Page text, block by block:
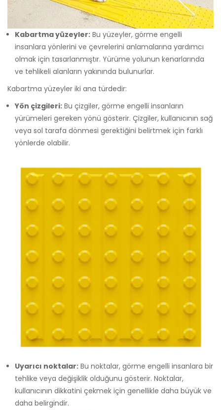
Kabartma yüzeyler: Bu yüzeyler, görme engelli
insanlara yönlerini ve çevrelerini anlamalarına yardımcı
olmak için tasarlanmıştır. Yürüme yolunun kenarlarında
ve tehlikeli alanların yakınında bulunurlar.
Kabartma yüzeyler iki ana türdedir:
Yön çizgileri: Bu çizgiler, görme engelli insanların
yürümeleri gereken yönü gösterir. Çizgiler, kullanıcının sağ
veya sol tarafa dönmesi gerektiğini belirtmek için farklı
yönlerde olabilir.
Uyarıcı noktalar: Bu noktalar, görme engelli insanlara bir
tehlike veya değişiklik olduğunu gösterir. Noktalar,
kullanıcının dikkatini çekmek için genellikle daha büyük ve
daha belirgindir.